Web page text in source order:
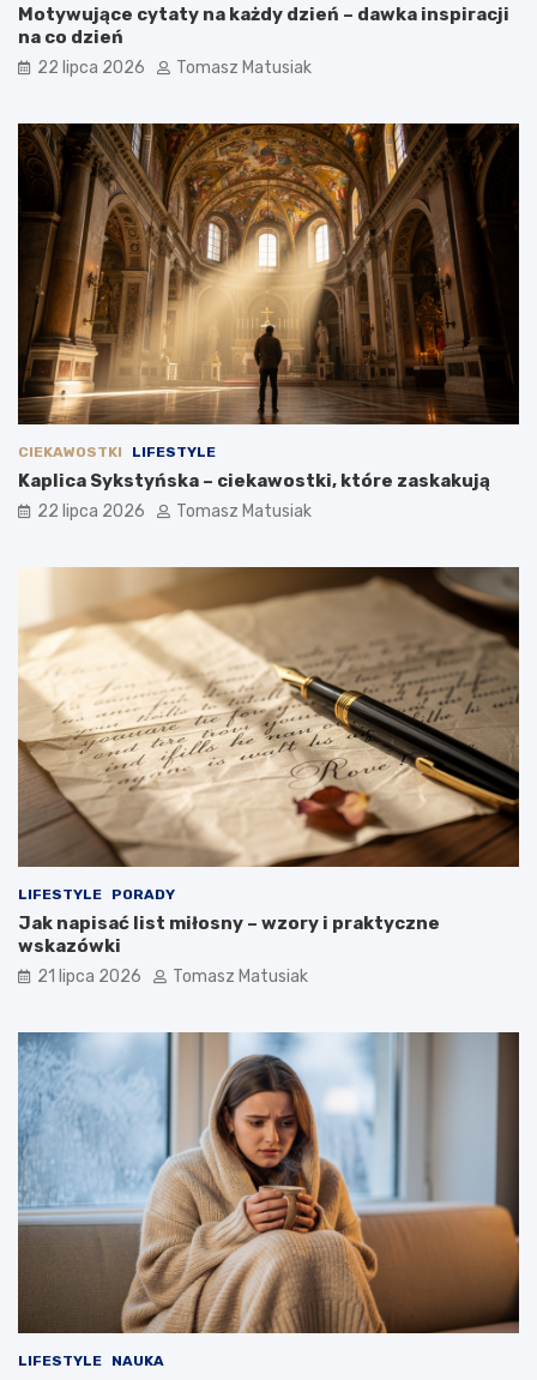
Motywujące cytaty na każdy dzień – dawka inspiracji
na co dzień
22 lipca 2026 Tomasz Matusiak
CIEKAWOSTKI LIFESTYLE
Kaplica Sykstyńska – ciekawostki, które zaskakują
22 lipca 2026 Tomasz Matusiak
LIFESTYLE PORADY
Jak napisać list miłosny – wzory i praktyczne
wskazówki
21 lipca 2026 Tomasz Matusiak
LIFESTYLE NAUKA